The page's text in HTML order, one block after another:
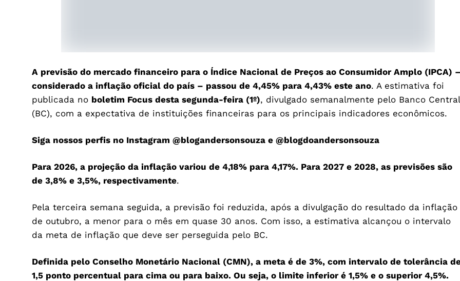
A previsão do mercado financeiro para o Índice Nacional de Preços ao Consumidor Amplo (IPCA)
considerado a inflação oficial do país – passou de 4,45% para 4,43% este ano. A estimativa foi
publicada no boletim Focus desta segunda-feira (1º), divulgado semanalmente pelo Banco Central
(BC), com a expectativa de instituições financeiras para os principais indicadores econômicos.
Siga nossos perfis no Instagram @blogandersonsouza e @blogdoandersonsouza
Para 2026, a projeção da inflação variou de 4,18% para 4,17%. Para 2027 e 2028, as previsões são
de 3,8% e 3,5%, respectivamente.
Pela terceira semana seguida, a previsão foi reduzida, após a divulgação do resultado da inflação
de outubro, a menor para o mês em quase 30 anos. Com isso, a estimativa alcançou o intervalo
da meta de inflação que deve ser perseguida pelo BC.
Definida pelo Conselho Monetário Nacional (CMN), a meta é de 3%, com intervalo de tolerância
1,5 ponto percentual para cima ou para baixo. Ou seja, o limite inferior é 1,5% e o superior 4,5%.